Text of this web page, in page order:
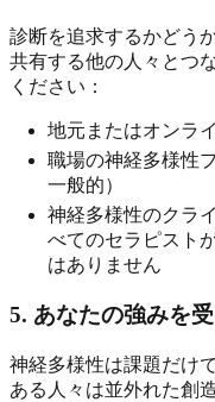
診断を追求するかどう
共有する他の人々とつ
ください：
地元またはオンラ
職場の神経多様性
一般的）
神経多様性のクラ
べてのセラピスト
はありません
5. あなたの強みを
神経多様性は課題だけ
ある人々は並外れた創